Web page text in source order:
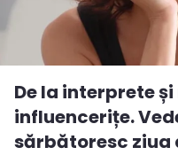
De la interprete
influencerițe.
sărbătoresc ziua